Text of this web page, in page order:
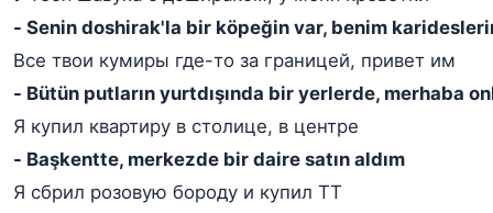
- Senin doshirak'la bir köpeğin var, benim
Все твои кумиры где-то за границей, привет им
- Bütün putların yurtdışında bir yerlerde, merhaba
Я купил квартиру в столице, в центре
- Başkentte, merkezde bir daire satın aldım
Я сбрил розовую бороду и купил ТТ